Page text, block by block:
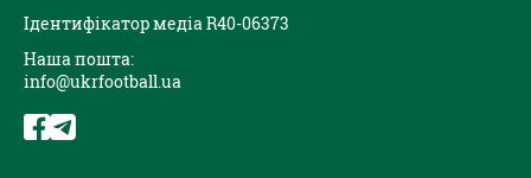
Ідентифікатор медіа R40-06373
Наша пошта:
info@ukrfootball.ua